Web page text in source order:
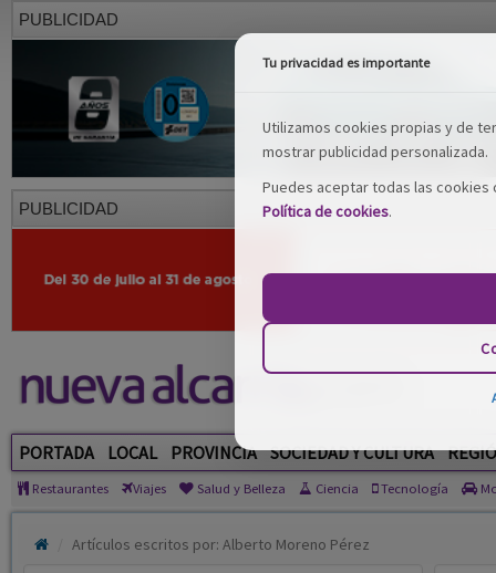
PUBLICIDAD
PUBLICIDAD
PORTADA LOCAL PROVINCIA SOCIEDAD Y CULTURA
Restaurantes Viajes Salud y Belleza Ciencia Tecnología
Artículos escritos por: Alberto Moreno Pérez
Tu privacidad es importante
Utilizamos cookies propias y de
mostrar publicidad personalizada.
Puedes aceptar todas las
Política de cookies.